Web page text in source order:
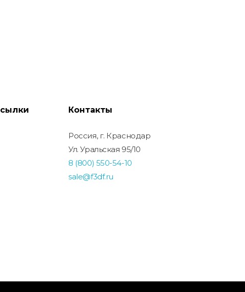
Контакты
Россия, г. Краснодар
Ул. Уральская 95/10
8 (800) 550-54-10
sale@f3df.ru